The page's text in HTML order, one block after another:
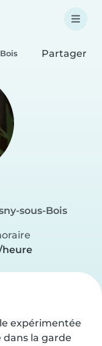
Partager
sous-Bois
heure
expérimentée
dans la garde